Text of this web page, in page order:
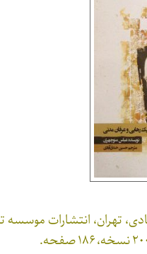
تهران، انتشارات موسسه